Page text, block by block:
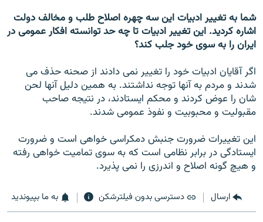
شما به تغيير ادبيات اين سه چهره اصلاح طلب و مخالف دولت
اشاره كرديد. اين تغيير ادبيات تا چه حد توانسته افكار عمومى در
ايران را به سوى خود جلب كند؟
اگر آقايان ادبيات خود را تغيير نمى دادند از صحنه حذف مى
شدند و مردم به آنها توجه نداشتند. به همين دليل آنها لحن
شان را عوض كردند و محكم ايستادند، در نتيجه صاحب
مقبوليت و محبوبيت و نفوذ عمومى شدند.
اين تغييرات ضرورت جنبش دمكراسى خواهى است و ضرورت
ايستادگى در برابر نظامى است كه به سوى تماميت خواهى رفته
و هيچ گونه اصلاح و اندرزى را نمى پذيرد.
ارسال دسترسی بدون فیلترشکن به ما بپیوندید